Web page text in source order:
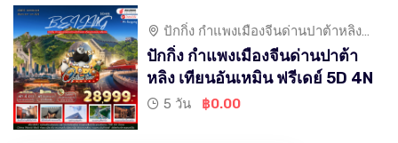
ปักกิ่ง กำแพงเมืองจีนด่านปาต้าหลิง
เทียนอันเหมิน
ปักกิ่ง กำแพงเมืองจีนด่านปาต้า
หลิง เทียนอันเหมิน ฟรีเดย์ 5D 4N
5 วัน ฿0.00